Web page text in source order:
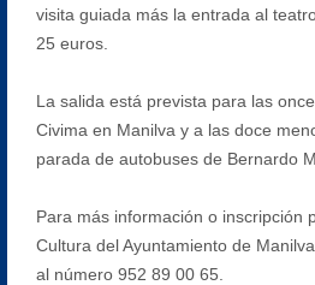
visita guiada más la entrada al
25 euros.
La salida está prevista para las
Civima en Manilva y a las doce
parada de autobuses de Bernardo
Para más información o inscripción
Cultura del Ayuntamiento de
al número 952 89 00 65.